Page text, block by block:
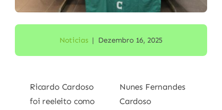
Noticias | Dezembro 16, 2025
Ricardo Cardoso
foi reeleito como
Nunes Fernandes
Cardoso